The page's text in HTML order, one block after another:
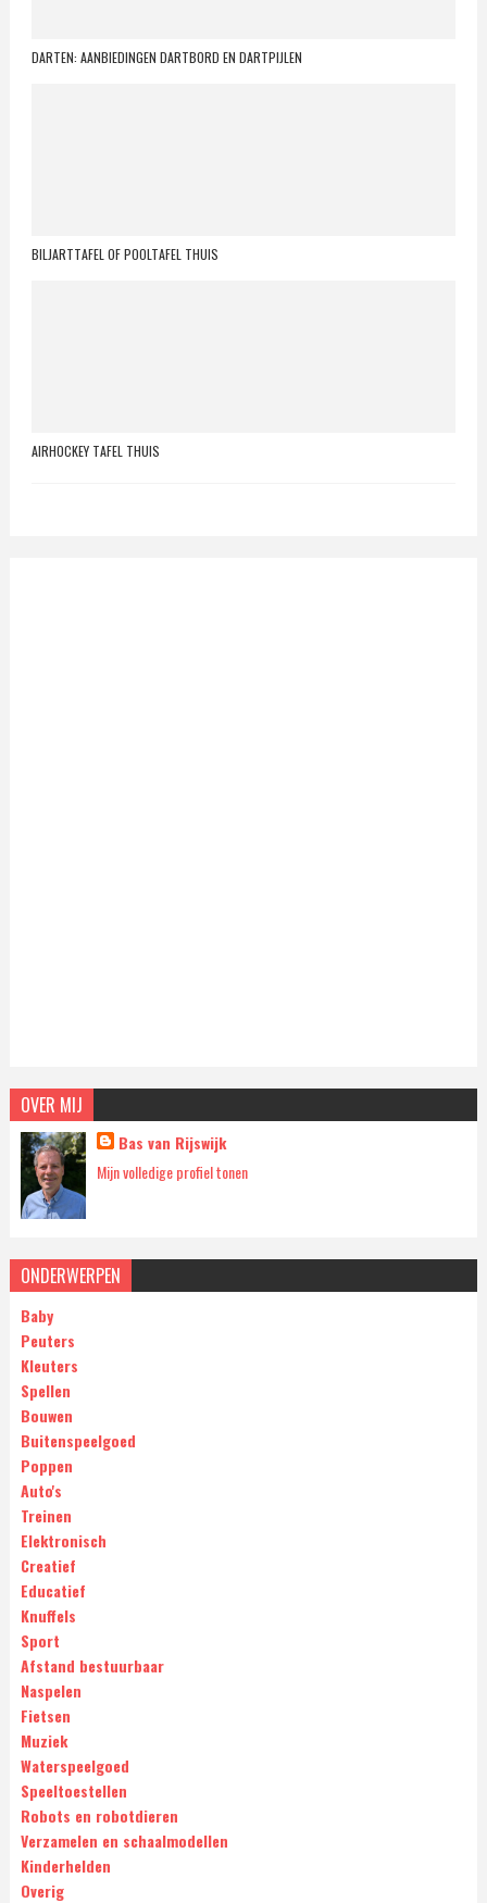
DARTEN: AANBIEDINGEN DARTBORD EN DARTPIJLEN
BILJARTTAFEL OF POOLTAFEL THUIS
AIRHOCKEY TAFEL THUIS
OVER MIJ
Bas van Rijswijk
Mijn volledige profiel tonen
ONDERWERPEN
Baby
Peuters
Kleuters
Spellen
Bouwen
Buitenspeelgoed
Poppen
Auto's
Treinen
Elektronisch
Creatief
Educatief
Knuffels
Sport
Afstand bestuurbaar
Naspelen
Fietsen
Muziek
Waterspeelgoed
Speeltoestellen
Robots en robotdieren
Verzamelen en schaalmodellen
Kinderhelden
Overig